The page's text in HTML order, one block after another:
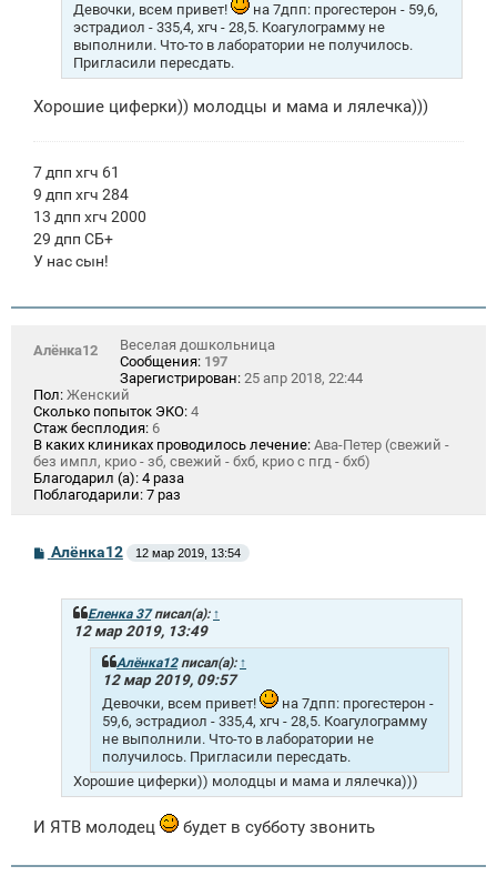
Девочки, всем привет!
на 7дпп: прогестерон - 59,6,
эстрадиол - 335,4, хгч - 28,5. Коагулограмму не
выполнили. Что-то в лаборатории не получилось.
Пригласили пересдать.
Хорошие циферки)) молодцы и мама и лялечка)))
7 дпп хгч 61
9 дпп хгч 284
13 дпп хгч 2000
29 дпп СБ+
У нас сын!
Алёнка12
Веселая дошкольница
Сообщения: 197
Зарегистрирован: 25 апр 2018, 22:44
Пол: Женский
Сколько попыток ЭКО: 4
Стаж бесплодия: 6
В каких клиниках проводилось лечение: Ава-Петер (свежий -
без импл, крио - зб, свежий - бхб, крио с пгд - бхб)
Благодарил (а): 4 раза
Поблагодарили: 7 раз
С
о
Алёнка12 12 мар 2019, 13:54
Еленка 37писал(а): ↑
12 мар 2019, 13:49
Алёнка12писал(а): ↑
12 мар 2019, 09:57
Девочки, всем привет!
на 7дпп: прогестерон -
59,6, эстрадиол - 335,4, хгч - 28,5. Коагулограмму
не выполнили. Что-то в лаборатории не
получилось. Пригласили пересдать.
Хорошие циферки)) молодцы и мама и лялечка)))
И ЯТВ молодец будет в субботу звонить